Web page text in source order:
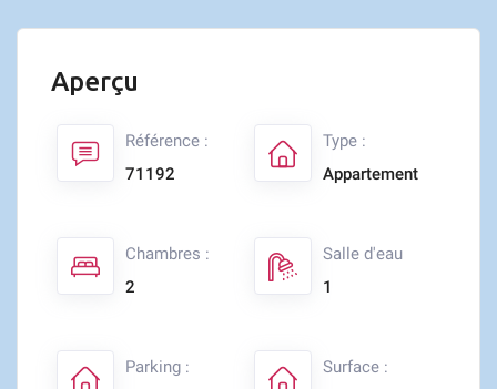
Aperçu
Référence :
71192
Type :
Appartement
Chambres :
2
Salle d'eau
1
Parking :
Surface :